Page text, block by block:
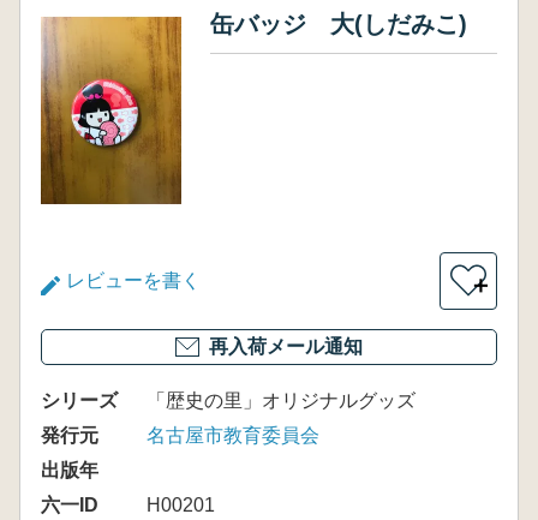
缶バッジ 大(しだみこ)
レビューを書く ＋
再入荷メール通知
シリーズ
「歴史の里」オリジナルグッズ
発行元
名古屋市教育委員会
出版年
六一ID
H00201